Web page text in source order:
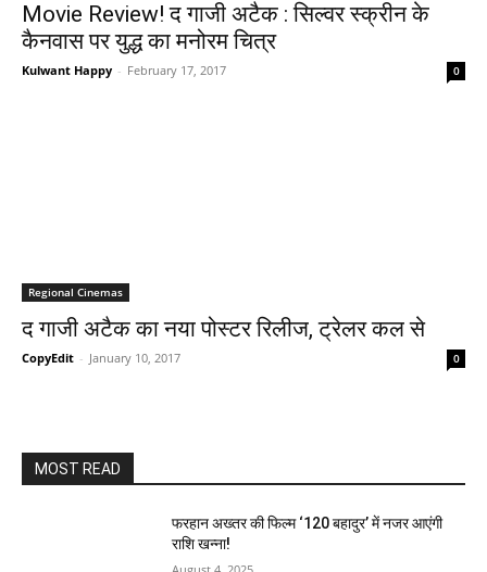
Movie Review! द गाजी अटैक : सिल्‍वर स्‍क्रीन के
कैनवास पर युद्ध का मनोरम चित्र
Kulwant Happy - February 17, 2017 0
Regional Cinemas
द गाजी अटैक का नया पोस्‍टर रिलीज, ट्रेलर कल से
CopyEdit - January 10, 2017 0
MOST READ
फरहान अख्तर की फिल्म ‘120 बहादुर’ में नजर आएंगी
राशि खन्ना!